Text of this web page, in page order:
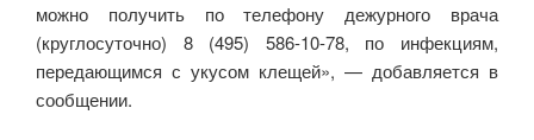
можно получить по телефону дежурного врача
(круглосуточно) 8 (495) 586-10-78, по инфекциям,
передающимся с укусом клещей», — добавляется в
сообщении.